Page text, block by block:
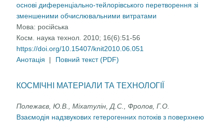
основі диференціально-тейлорівського перетворення зі
зменшеними обчислювальними витратами
Мова: російська
Косм. наука технол. 2010; 16(6):51-56
https://doi.org/10.15407/knit2010.06.051
Анотація
| Повний текст (PDF)
КОСМІЧНІ МАТЕРІАЛИ ТА ТЕХНОЛОГІЇ
Полежаєв, Ю.В., Міхатулін, Д.С., Фролов, Г.О.
Взаємодія надзвукових гетерогенних потоків з поверхнею